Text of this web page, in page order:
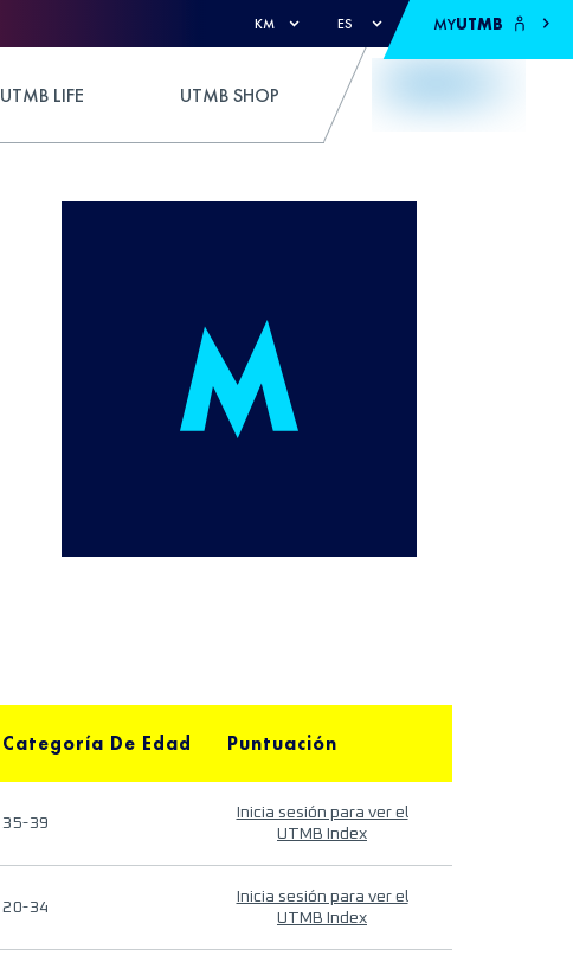
KM ES MYUTMB
UTMB LIFE UTMB SHOP
Categoría De Edad Puntuación
35-39
Inicia sesión para ver el
UTMB Index
20-34
Inicia sesión para ver el
UTMB Index